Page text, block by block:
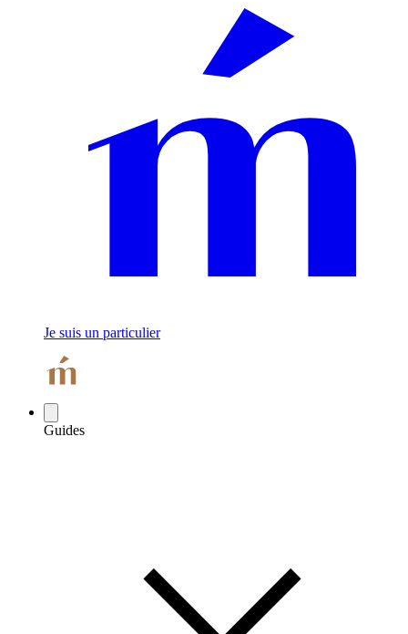
Je suis un particulier
Guides